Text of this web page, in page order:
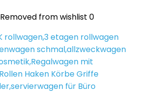
Removed from wishlist 0